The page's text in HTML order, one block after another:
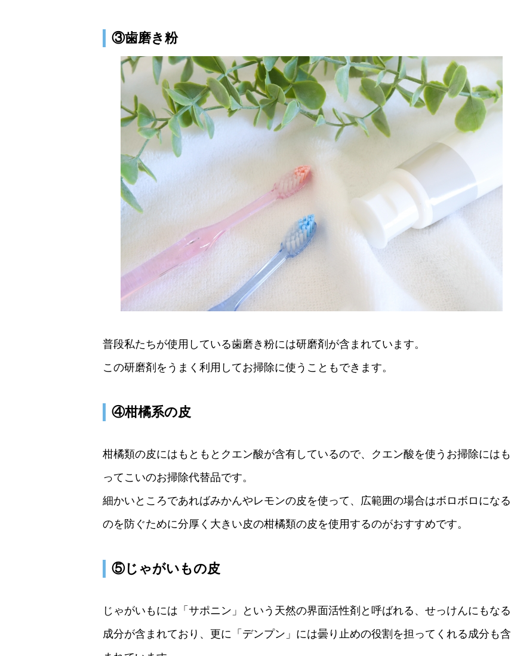
③歯磨き粉
普段私たちが使用している歯磨き粉には研磨剤が含まれています。
この研磨剤をうまく利用してお掃除に使うこともできます。
④柑橘系の皮
柑橘類の皮にはもともとクエン酸が含有しているので、クエン酸を使うお掃除にはも
ってこいのお掃除代替品です。
細かいところであればみかんやレモンの皮を使って、広範囲の場合はボロボロになる
のを防ぐために分厚く大きい皮の柑橘類の皮を使用するのがおすすめです。
⑤じゃがいもの皮
じゃがいもには「サポニン」という天然の界面活性剤と呼ばれる、せっけんにもなる
成分が含まれており、更に「デンプン」には曇り止めの役割を担ってくれる成分も含